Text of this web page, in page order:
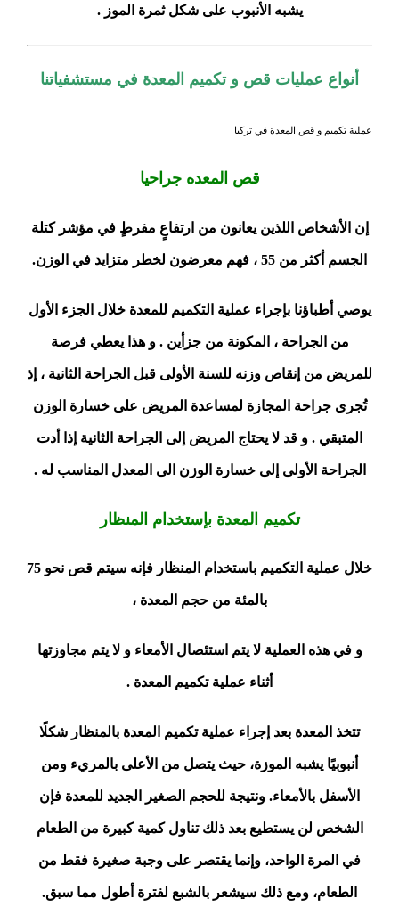
يشبه الأنبوب على شكل ثمرة الموز .
أنواع عمليات قص و تكميم المعدة في مستشفياتنا
عملية تكميم و قص المعدة في تركيا
قص المعده جراحيا
إن الأشخاص اللذين يعانون من ارتفاعٍ مفرطٍ في مؤشر كتلة
الجسم أكثر من 55 ، فهم معرضون لخطر متزايد في الوزن.
يوصي أطباؤنا بإجراء عملية التكميم للمعدة خلال الجزء الأول
من الجراحة ، المكونة من جزأين . و هذا يعطي فرصة
للمريض من إنقاص وزنه للسنة الأولى قبل الجراحة الثانية ، إذ
تُجرى جراحة المجازة لمساعدة المريض على خسارة الوزن
المتبقي . و قد لا يحتاج المريض إلى الجراحة الثانية إذا أدت
الجراحة الأولى إلى خسارة الوزن الى المعدل المناسب له .
تكميم المعدة بإستخدام المنظار
خلال عملية التكميم باستخدام المنظار فإنه سيتم قص نحو 75
بالمئة من حجم المعدة ،
و في هذه العملية لا يتم استئصال الأمعاء و لا يتم مجاوزتها
أثناء عملية تكميم المعدة .
تتخذ المعدة بعد إجراء عملية تكميم المعدة بالمنظار شكلًا
أنبوبيًا يشبه الموزة، حيث يتصل من الأعلى بالمريء ومن
الأسفل بالأمعاء. ونتيجة للحجم الصغير الجديد للمعدة فإن
الشخص لن يستطيع بعد ذلك تناول كمية كبيرة من الطعام
في المرة الواحد، وإنما يقتصر على وجبة صغيرة فقط من
الطعام، ومع ذلك سيشعر بالشبع لفترة أطول مما سبق.